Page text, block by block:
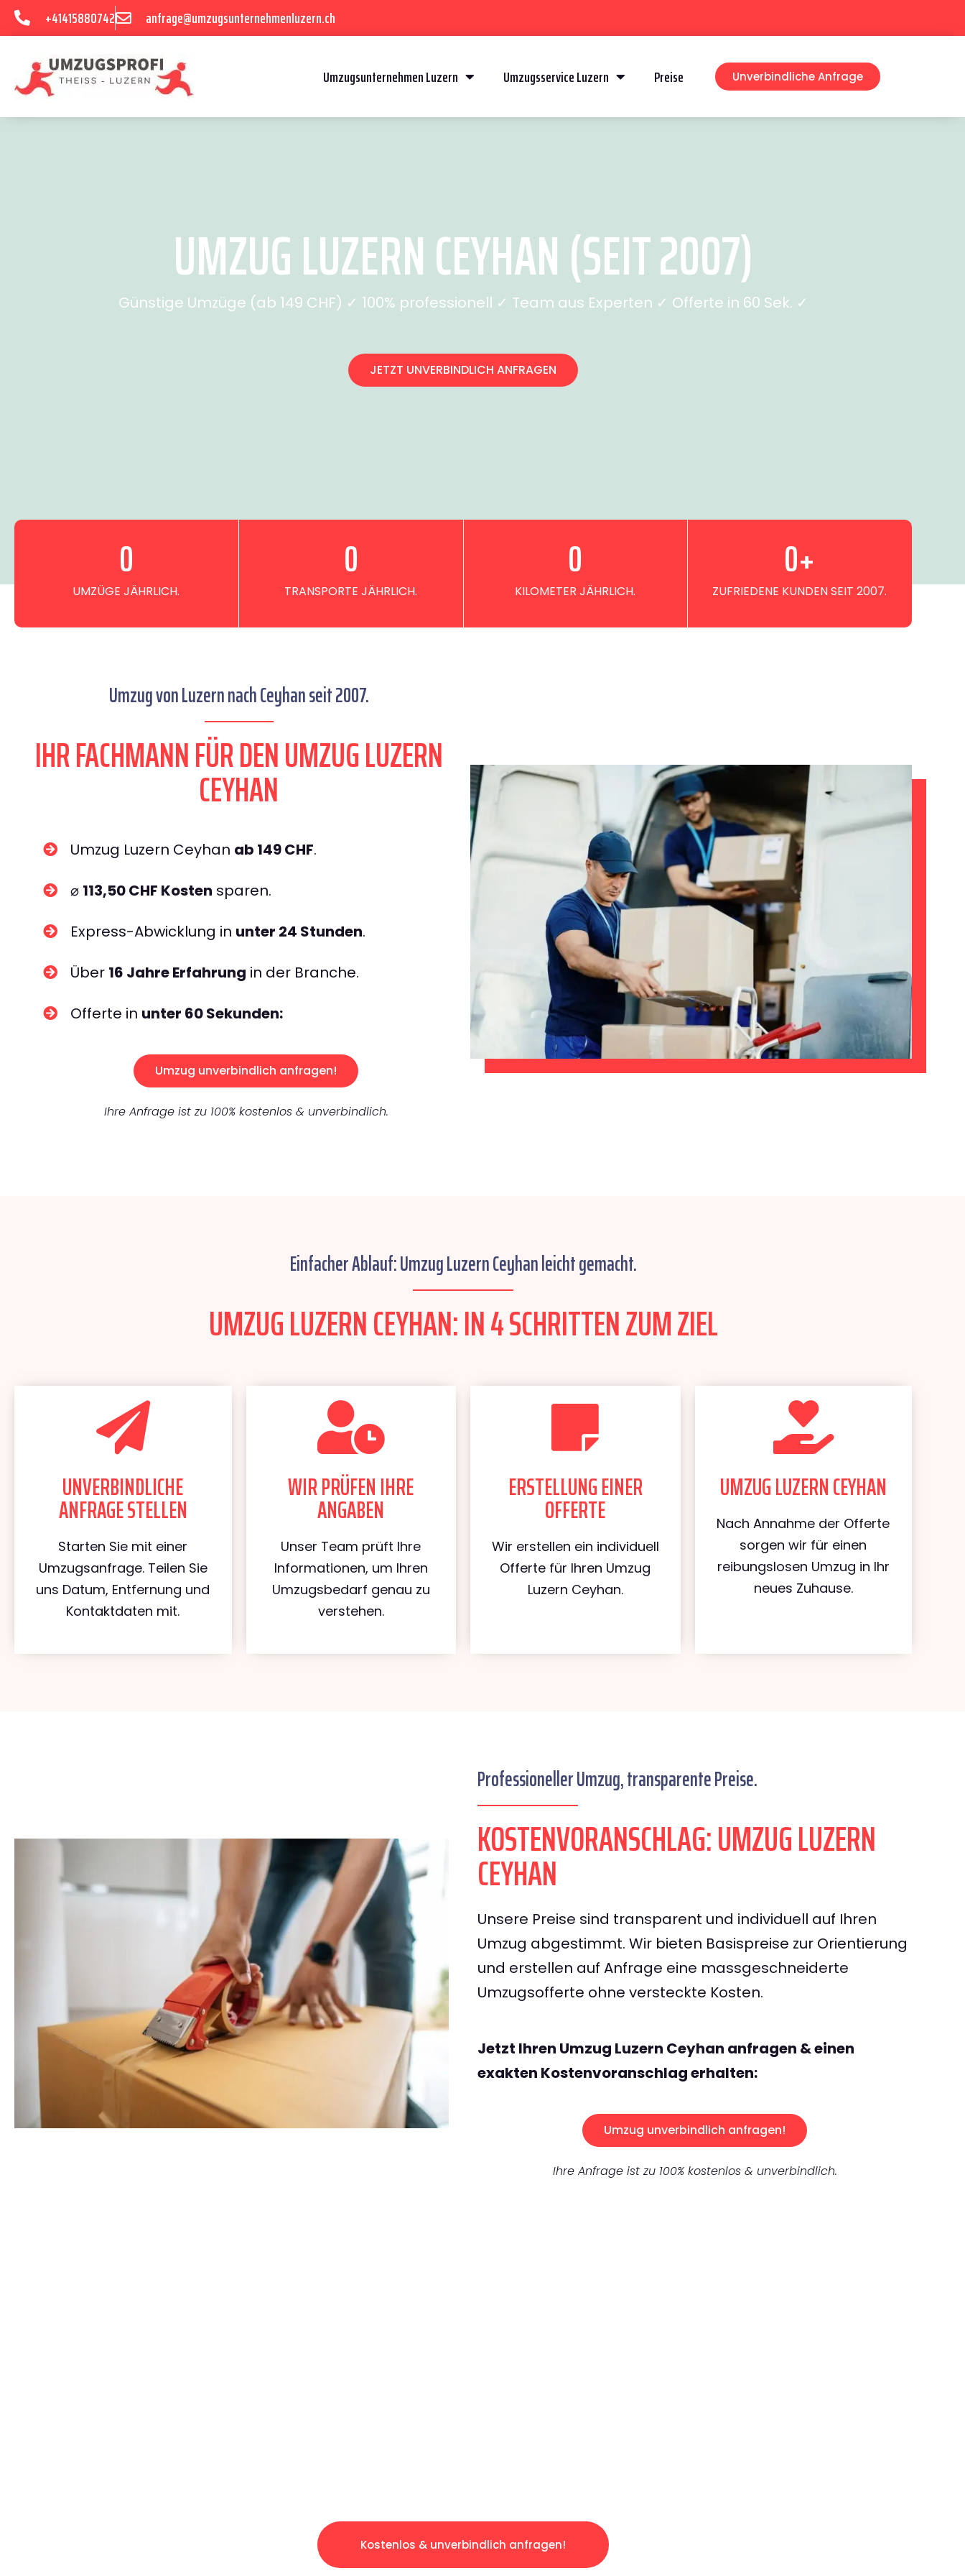
+41415880742 anfrage@umzugsunternehmenluzern.ch
Umzugsunternehmen Luzern Umzugsservice Luzern Preise Unverbindliche Anfrage
UMZUG LUZERN CEYHAN (SEIT 2007)
Günstige Umzüge (ab 149 CHF) ✓ 100% professionell ✓ Team aus Experten ✓ Offerte in 60 Sek. ✓
JETZT UNVERBINDLICH ANFRAGEN
UMZÜGE JÄHRLICH.
0
TRANSPORTE JÄHRLICH.
0
KILOMETER JÄHRLICH.
0
ZUFRIEDENE KUNDEN SEIT 2007.
0+
Umzug von Luzern nach Ceyhan seit 2007.
IHR FACHMANN FÜR DEN UMZUG LUZERN
CEYHAN
Umzug Luzern Ceyhan ab 149 CHF.
⌀ 113,50 CHF Kosten sparen.
Express-Abwicklung in unter 24 Stunden.
Über 16 Jahre Erfahrung in der Branche.
Offerte in unter 60 Sekunden:
Umzug unverbindlich anfragen!
Ihre Anfrage ist zu 100% kostenlos & unverbindlich.
Einfacher Ablauf: Umzug Luzern Ceyhan leicht gemacht.
UMZUG LUZERN CEYHAN: IN 4 SCHRITTEN ZUM ZIEL
UNVERBINDLICHE
ANFRAGE STELLEN
Starten Sie mit einer
Umzugsanfrage. Teilen Sie
uns Datum, Entfernung und
Kontaktdaten mit.
WIR PRÜFEN IHRE
ANGABEN
Unser Team prüft Ihre
Informationen, um Ihren
Umzugsbedarf genau zu
verstehen.
ERSTELLUNG EINER
OFFERTE
Wir erstellen ein individuell
Offerte für Ihren Umzug
Luzern Ceyhan.
UMZUG LUZERN CEYHAN
Nach Annahme der Offerte
sorgen wir für einen
reibungslosen Umzug in Ihr
neues Zuhause.
Professioneller Umzug, transparente Preise.
KOSTENVORANSCHLAG: UMZUG LUZERN
CEYHAN
Unsere Preise sind transparent und individuell auf Ihren
Umzug abgestimmt. Wir bieten Basispreise zur Orientierung
und erstellen auf Anfrage eine massgeschneiderte
Umzugsofferte ohne versteckte Kosten.
Jetzt Ihren Umzug Luzern Ceyhan anfragen & einen
exakten Kostenvoranschlag erhalten:
Umzug unverbindlich anfragen!
Ihre Anfrage ist zu 100% kostenlos & unverbindlich.
Kostenlos & unverbindlich anfragen!